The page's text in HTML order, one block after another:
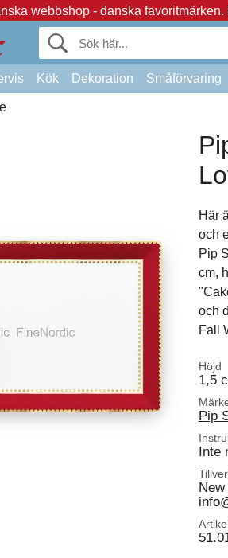
webbshop - danska favoritmärken.
Kök Dekoration Småförvaring
Här
och
Pip
cm,
och
Fall
Höjd
1,5
Pip
Inte